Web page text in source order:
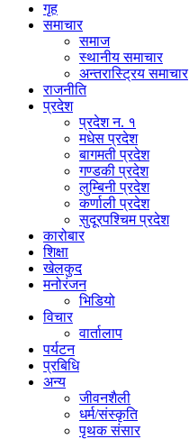
गृह
समाचार
समाज
स्थानीय समाचार
अन्तरास्ट्रिय समाचार
राजनीति
प्रदेश
प्रदेश न. १
मधेस प्रदेश
बागमती प्रदेश
गण्डकी प्रदेश
लुम्बिनी प्रदेश
कर्णाली प्रदेश
सुदूरपश्चिम प्रदेश
कारोबार
शिक्षा
खेलकुद
मनोरंजन
भिडियो
विचार
वार्तालाप
पर्यटन
प्रबिधि
अन्य
जीवनशैली
धर्म/संस्कृति
पृथक संसार